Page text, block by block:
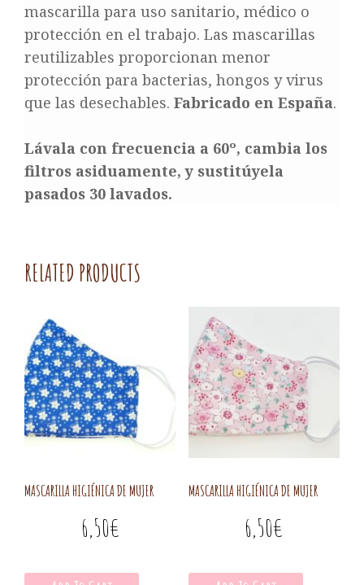
mascarilla para uso sanitario, médico o
protección en el trabajo. Las mascarillas
reutilizables proporcionan menor
protección para bacterias, hongos y virus
que las desechables. Fabricado en España.
Lávala con frecuencia a 60º, cambia los
filtros asiduamente, y sustitúyela
pasados 30 lavados.
RELATED PRODUCTS
MASCARILLA HIGIÉNICA DE MUJER
6,50€
MASCARILLA HIGIÉNICA DE MUJER
6,50€